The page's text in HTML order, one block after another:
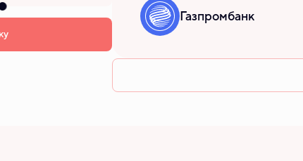
Газпромбанк